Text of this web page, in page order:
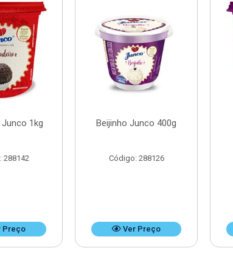
1kg
288142
Preço
Beijinho Junco 400g
Código: 288126
Ver Preço